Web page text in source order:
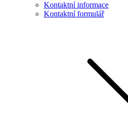
Kontaktní informace
Kontaktní formulář